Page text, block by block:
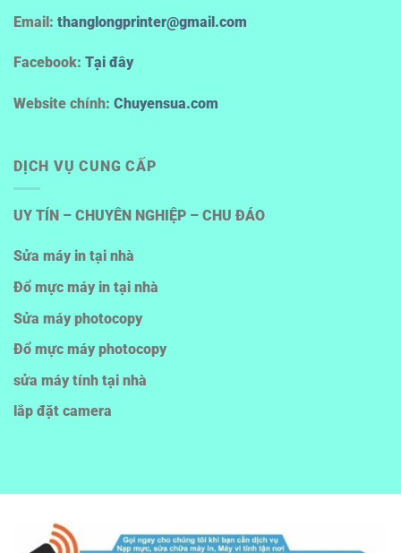
Email: thanglongprinter@gmail.com
Facebook: Tại đây
Website chính: Chuyensua.com
DỊCH VỤ CUNG CẤP
UY TÍN – CHUYÊN NGHIỆP – CHU ĐÁO
Sửa máy in tại nhà
Đổ mực máy in tại nhà
Sửa máy photocopy
Đổ mực máy photocopy
sửa máy tính tại nhà
lắp đặt camera